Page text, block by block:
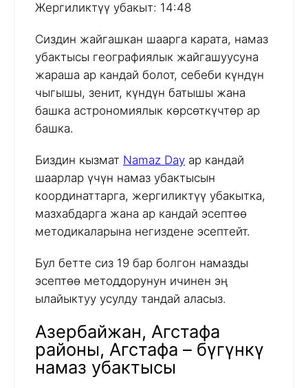
Жергиликтүү убакыт: 14:48
Сиздин жайгашкан шаарга карата, намаз
убактысы географиялык жайгашуусуна
жараша ар кандай болот, себеби күндүн
чыгышы, зенит, күндүн батышы жана
башка астрономиялык көрсөткүчтөр ар
башка.
Биздин кызмат Namaz Day ар кандай
шаарлар үчүн намаз убактысын
координаттарга, жергиликтүү убакытка,
мазхабдарга жана ар кандай эсептөө
методикаларына негиздене эсептейт.
Бул бетте сиз 19 бар болгон намазды
эсептөө методдорунун ичинен эң
ылайыктуу усулду тандай аласыз.
Азербайжан, Агстафа
районы, Агстафа – бүгүнкү
намаз убактысы